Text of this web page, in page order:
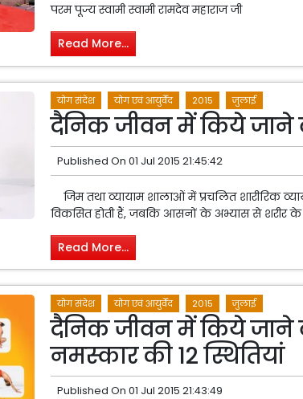
परम पूज्य स्वामी स्वामी रामदेव महाराज जी
Read More...
योग संदेश योग एवं आयुर्वेद 2015 जुलाई
दैनिक जीवन में किये
Published On 01 Jul 2015 21:45:42
जिम तथा व्यायाम शालाओं में प्रचलित शारीरिक
विकसित होती हैं, जबकि आसनों के अभ्यास से शरीर के
Read More...
योग संदेश योग एवं आयुर्वेद 2015 जुलाई
दैनिक जीवन में किये जाने
नमस्कार की 12 स्थितियां
Published On 01 Jul 2015 21:43:49